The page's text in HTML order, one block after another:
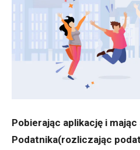
Pobierając aplikację i
Podatnika(rozliczając